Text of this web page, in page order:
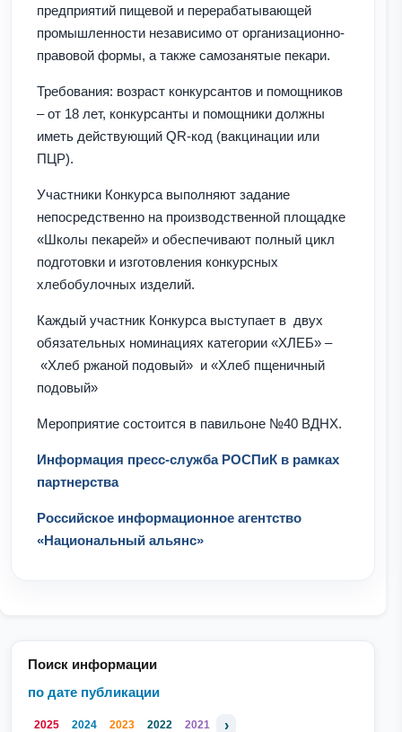
Поиск информации
по дате публикации
2025 2024 2023 2022 2021 ›
предприятий пищевой и перерабатывающей
промышленности независимо от организационно-
правовой формы, а также самозанятые пекари.
Требования: возраст конкурсантов и помощников
– от 18 лет, конкурсанты и помощники должны
иметь действующий QR-код (вакцинации или
ПЦР).
Участники Конкурса выполняют задание
непосредственно на производственной площадке
«Школы пекарей» и обеспечивают полный цикл
подготовки и изготовления конкурсных
хлебобулочных изделий.
Каждый участник Конкурса выступает в двух
обязательных номинациях категории «ХЛЕБ» –
«Хлеб ржаной подовый» и «Хлеб пщеничный
подовый»
Мероприятие состоится в павильоне №40 ВДНХ.
Информация пресс-служба РОСПиК в рамках
партнерства
Российское информационное агентство
«Национальный альянс»